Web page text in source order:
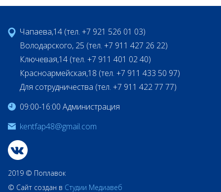
Чапаева,14 (тел. +7 921 526 01 03)
Володарского, 25 (тел. +7 911 427 26 22)
Ключевая,14 (тел. +7 911 401 02 40)
Красноармейская,18 (тел. +7 911 433 50 97)
Для сотрудничества (тел. +7 911 422 77 77)
09:00-16:00 Администрация
kentfap48@gmail.com
2019 © Поплавок
© Сайт создан в Студии Медиавеб